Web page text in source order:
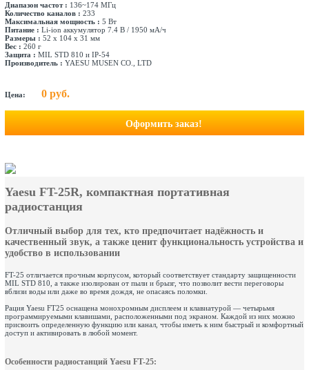
Диапазон частот : 136~174 МГц
Количество каналов : 233
Максимальная мощность : 5 Вт
Питание : Li-ion аккумулятор 7.4 В / 1950 мА/ч
Размеры : 52 х 104 х 31 мм
Вес : 260 г
Защита : MIL STD 810 и IP-54
Производитель : YAESU MUSEN CO., LTD
Цена: 0 руб.
Оформить заказ!
Yaesu FT-25R, компактная портативная
радиостанция
Отличный выбор для тех, кто предпочитает надёжность и
качественный звук, а также ценит функциональность устройства и
удобство в использовании
FT-25 отличается прочным корпусом, который соответствует стандарту защищенности
MIL STD 810, а также изолирован от пыли и брызг, что позволит вести переговоры
вблизи воды или даже во время дождя, не опасаясь поломки.
Рация Yaesu FT25 оснащена монохромным дисплеем и клавиатурой — четырьмя
программируемыми клавишами, расположенными под экраном. Каждой из них можно
присвоить определенную функцию или канал, чтобы иметь к ним быстрый и комфортный
доступ и активировать в любой момент.
Особенности радиостанций Yaesu FT-25: